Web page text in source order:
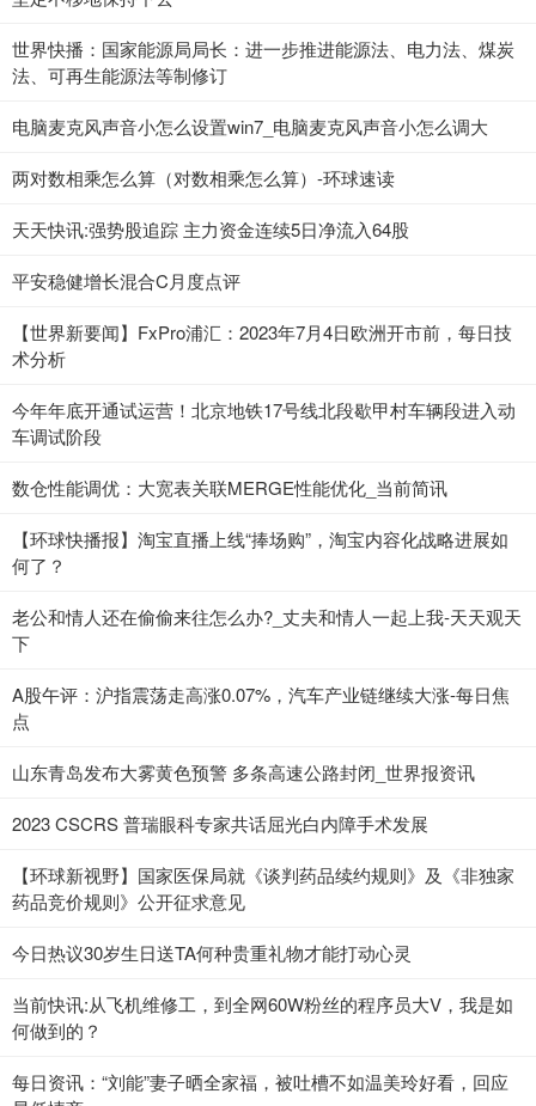
世界快播：国家能源局局长：进一步推进能源法、电力法、煤炭
法、可再生能源法等制修订
电脑麦克风声音小怎么设置win7_电脑麦克风声音小怎么调大
两对数相乘怎么算（对数相乘怎么算）-环球速读
天天快讯:强势股追踪 主力资金连续5日净流入64股
平安稳健增长混合C月度点评
【世界新要闻】FxPro浦汇：2023年7月4日欧洲开市前，每日技
术分析
今年年底开通试运营！北京地铁17号线北段歇甲村车辆段进入动
车调试阶段
数仓性能调优：大宽表关联MERGE性能优化_当前简讯
【环球快播报】淘宝直播上线“捧场购”，淘宝内容化战略进展如
何了？
老公和情人还在偷偷来往怎么办?_丈夫和情人一起上我-天天观天
下
A股午评：沪指震荡走高涨0.07%，汽车产业链继续大涨-每日焦
点
山东青岛发布大雾黄色预警 多条高速公路封闭_世界报资讯
2023 CSCRS 普瑞眼科专家共话屈光白内障手术发展
【环球新视野】国家医保局就《谈判药品续约规则》及《非独家
药品竞价规则》公开征求意见
今日热议30岁生日送TA何种贵重礼物才能打动心灵
当前快讯:从飞机维修工，到全网60W粉丝的程序员大V，我是如
何做到的？
每日资讯：“刘能”妻子晒全家福，被吐槽不如温美玲好看，回应